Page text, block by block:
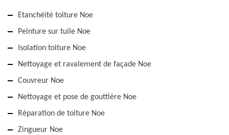
Etanchéité toiture Noe
Peinture sur tuile Noe
Isolation toiture Noe
Nettoyage et ravalement de façade Noe
Couvreur Noe
Nettoyage et pose de gouttière Noe
Réparation de toiture Noe
Zingueur Noe